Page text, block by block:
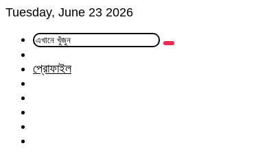
Tuesday, June 23 2026
এখানে
Article
প্রোফাইল